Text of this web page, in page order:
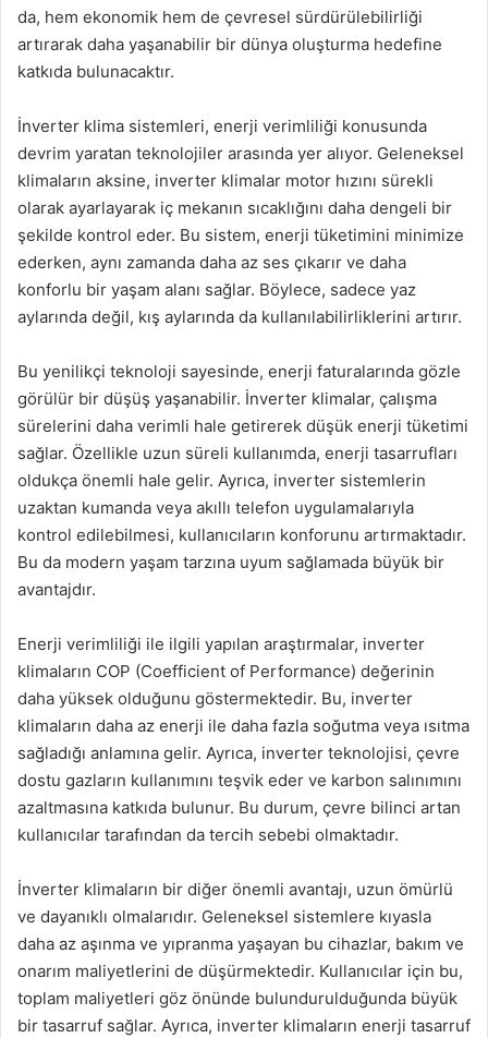
da, hem ekonomik hem de çevresel sürdürülebilirliği
artırarak daha yaşanabilir bir dünya oluşturma hedefine
katkıda bulunacaktır.
İnverter klima sistemleri, enerji verimliliği konusunda
devrim yaratan teknolojiler arasında yer alıyor. Geleneksel
klimaların aksine, inverter klimalar motor hızını sürekli
olarak ayarlayarak iç mekanın sıcaklığını daha dengeli bir
şekilde kontrol eder. Bu sistem, enerji tüketimini minimize
ederken, aynı zamanda daha az ses çıkarır ve daha
konforlu bir yaşam alanı sağlar. Böylece, sadece yaz
aylarında değil, kış aylarında da kullanılabilirliklerini artırır.
Bu yenilikçi teknoloji sayesinde, enerji faturalarında gözle
görülür bir düşüş yaşanabilir. İnverter klimalar, çalışma
sürelerini daha verimli hale getirerek düşük enerji tüketimi
sağlar. Özellikle uzun süreli kullanımda, enerji tasarrufları
oldukça önemli hale gelir. Ayrıca, inverter sistemlerin
uzaktan kumanda veya akıllı telefon uygulamalarıyla
kontrol edilebilmesi, kullanıcıların konforunu artırmaktadır.
Bu da modern yaşam tarzına uyum sağlamada büyük bir
avantajdır.
Enerji verimliliği ile ilgili yapılan araştırmalar, inverter
klimaların COP (Coefficient of Performance) değerinin
daha yüksek olduğunu göstermektedir. Bu, inverter
klimaların daha az enerji ile daha fazla soğutma veya ısıtma
sağladığı anlamına gelir. Ayrıca, inverter teknolojisi, çevre
dostu gazların kullanımını teşvik eder ve karbon salınımını
azaltmasına katkıda bulunur. Bu durum, çevre bilinci artan
kullanıcılar tarafından da tercih sebebi olmaktadır.
İnverter klimaların bir diğer önemli avantajı, uzun ömürlü
ve dayanıklı olmalarıdır. Geleneksel sistemlere kıyasla
daha az aşınma ve yıpranma yaşayan bu cihazlar, bakım ve
onarım maliyetlerini de düşürmektedir. Kullanıcılar için bu,
toplam maliyetleri göz önünde bulundurulduğunda büyük
bir tasarruf sağlar. Ayrıca, inverter klimaların enerji tasarruf